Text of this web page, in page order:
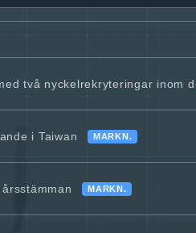
två nyckelrekryteringar inom
i Taiwan MARKN.
MARKN.